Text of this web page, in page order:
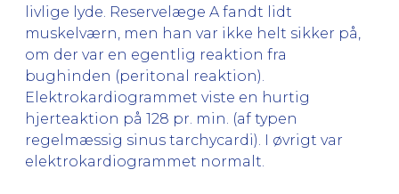
livlige lyde. Reservelæge A fandt lidt
muskelværn, men han var ikke helt sikker på,
om der var en egentlig reaktion fra
bughinden (peritonal reaktion).
Elektrokardiogrammet viste en hurtig
hjerteaktion på 128 pr. min. (af typen
regelmæssig sinus tarchycardi). I øvrigt var
elektrokardiogrammet normalt.